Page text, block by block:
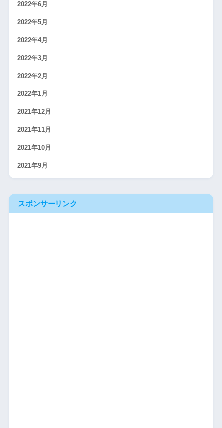
2022年6月
2022年5月
2022年4月
2022年3月
2022年2月
2022年1月
2021年12月
2021年11月
2021年10月
2021年9月
スポンサーリンク